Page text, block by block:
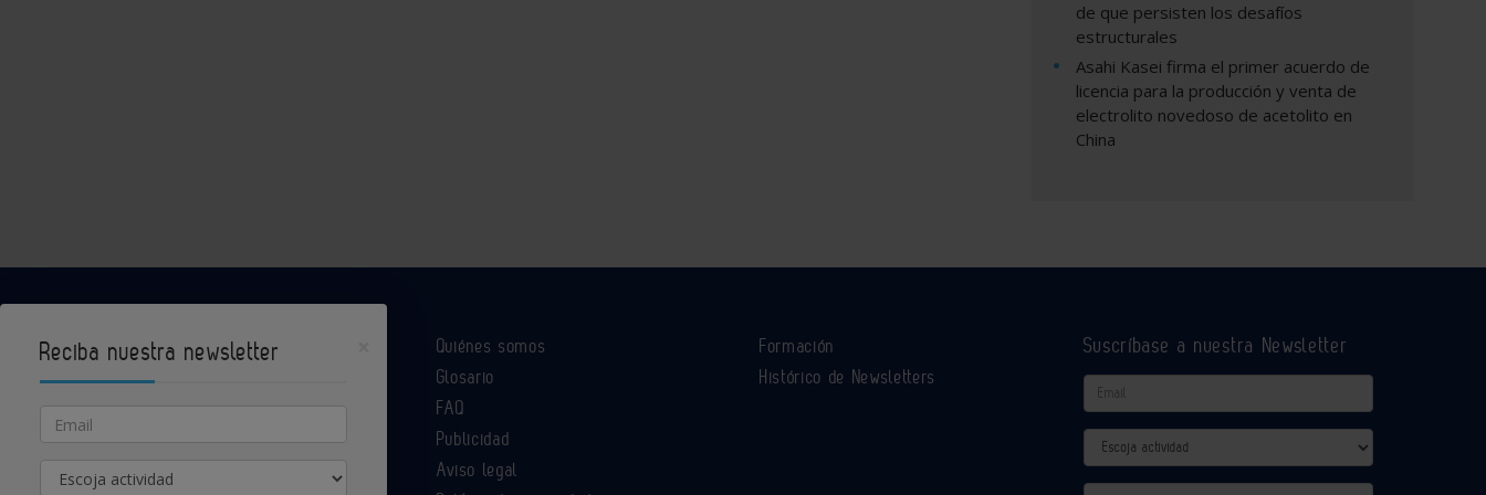
de que persisten los desafíos
estructurales
Asahi Kasei firma el primer acuerdo de
licencia para la producción y venta de
electrolito novedoso de acetolito en
China
Quiénes somos
Glosario
FAQ
Publicidad
Aviso legal
Formación
Histórico de Newsletters
Suscríbase a nuestra Newsletter
Email
Actividad
Reciba nuestra newsletter
Email
Actividad